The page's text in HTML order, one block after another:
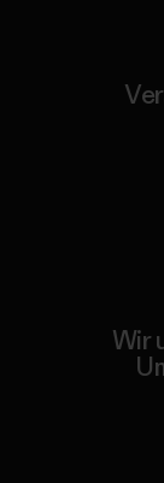
Wir